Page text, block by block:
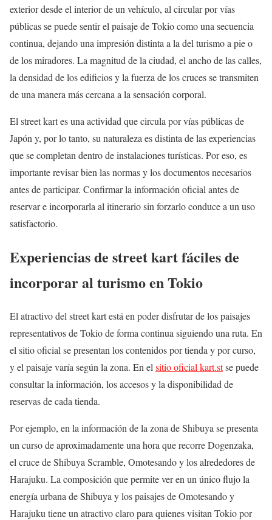
exterior desde el interior de un vehículo, al circular por vías
públicas se puede sentir el paisaje de Tokio como una secuencia
continua, dejando una impresión distinta a la del turismo a pie o
de los miradores. La magnitud de la ciudad, el ancho de las calles,
la densidad de los edificios y la fuerza de los cruces se transmiten
de una manera más cercana a la sensación corporal.
El street kart es una actividad que circula por vías públicas de
Japón y, por lo tanto, su naturaleza es distinta de las experiencias
que se completan dentro de instalaciones turísticas. Por eso, es
importante revisar bien las normas y los documentos necesarios
antes de participar. Confirmar la información oficial antes de
reservar e incorporarla al itinerario sin forzarlo conduce a un uso
satisfactorio.
Experiencias de street kart fáciles de
incorporar al turismo en Tokio
El atractivo del street kart está en poder disfrutar de los paisajes
representativos de Tokio de forma continua siguiendo una ruta. En
el sitio oficial se presentan los contenidos por tienda y por curso,
y el paisaje varía según la zona. En el sitio oficial kart.stse puede
consultar la información, los accesos y la disponibilidad de
reservas de cada tienda.
Por ejemplo, en la información de la zona de Shibuya se presenta
un curso de aproximadamente una hora que recorre Dogenzaka,
el cruce de Shibuya Scramble, Omotesando y los alrededores de
Harajuku. La composición que permite ver en un único flujo la
energía urbana de Shibuya y los paisajes de Omotesando y
Harajuku tiene un atractivo claro para quienes visitan Tokio por